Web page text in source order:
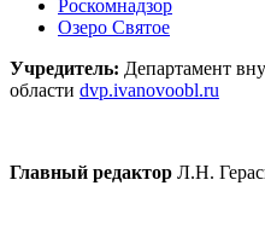
Роскомнадзор
Озеро Святое
Учредитель: Департамент
области dvp.ivanovoobl.ru
Главный редактор Л.Н.